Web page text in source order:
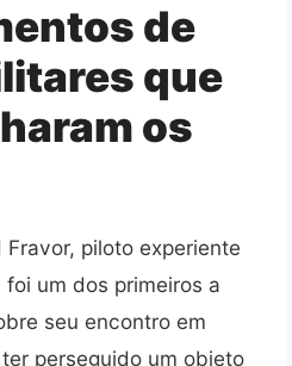
de
que
os
piloto experiente
um dos primeiros a
seu encontro em
perseguido um objeto